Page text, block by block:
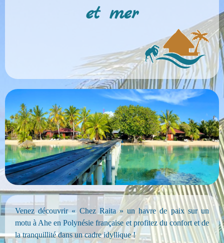
et mer
Venez découvrir « Chez Raita » un havre de paix sur un
motu à Ahe en Polynésie française et profitez du confort et de
la tranquillité dans un cadre idyllique !